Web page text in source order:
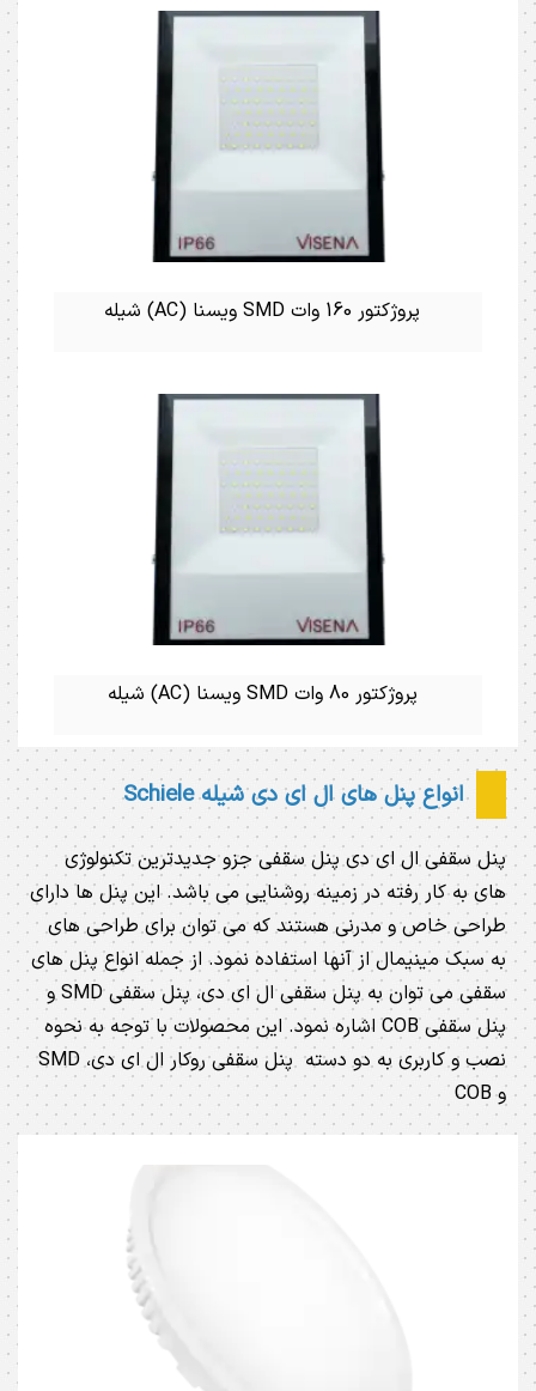
پروژکتور 160 وات SMD ویسنا (AC) شیله
پروژکتور 80 وات SMD ویسنا (AC) شیله
انواع پنل های ال ای دی شیله Schiele
پنل سقفی ال ای دی پنل سقفی جزو جدیدترین تکنولوژی
های به کار رفته در زمینه روشنایی می باشد. این پنل ها دارای
طراحی خاص و مدرنی هستند که می توان برای طراحی های
به سبک مینیمال از آنها استفاده نمود. از جمله انواع پنل های
سقفی می توان به پنل سقفی ال ای دی، پنل سقفی SMD و
پنل سقفی COB اشاره نمود. این محصولات با توجه به نحوه
نصب و کاربری به دو دسته پنل سقفی روکار ال ای دی، SMD
و COB